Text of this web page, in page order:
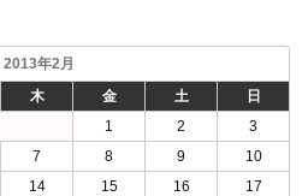
2013年2月
木 金 土
日
1
2
3
7 8 9
10
14 15 16 17